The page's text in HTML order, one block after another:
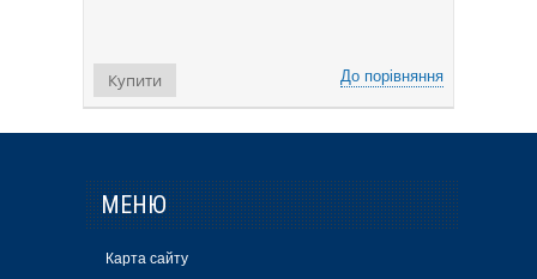
До порівняння
Купити
МЕНЮ
Карта сайту